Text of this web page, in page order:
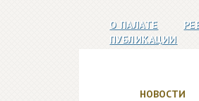
О ПАЛАТЕ
ПУБЛИКАЦИИ
НОВОСТИ